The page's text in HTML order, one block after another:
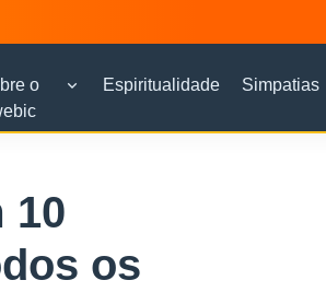
o
Espiritualidade Simpatias
10
os